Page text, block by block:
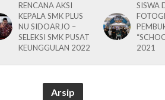
RENCANA AKSI
KEPALA SMK PLUS
NU SIDOARJO –
SELEKSI SMK PUSAT
KEUNGGULAN 2022
SISWA
2021
Arsip